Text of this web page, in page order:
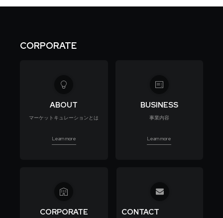
CORPORATE
ABOUT
マーケットキュレーションとは
Learn more
BUSINESS
事業内容
Learn more
CORPORATE CONTACT